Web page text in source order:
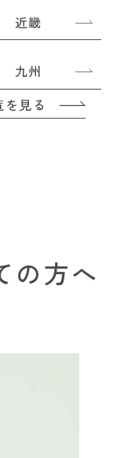
近畿
九州
見る
の方へ